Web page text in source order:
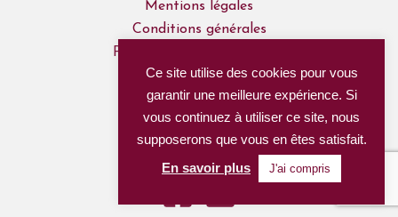
Mentions légales
Conditions générales
Politique de confidentialité
Mon Compte
Mes commandes
Nous suivre
Ce site utilise des cookies pour vous
garantir une meilleure expérience. Si
vous continuez à utiliser ce site, nous
supposerons que vous en êtes satisfait.
En savoir plus
J'ai compris